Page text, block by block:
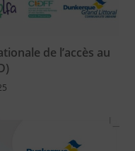
de l’accès au